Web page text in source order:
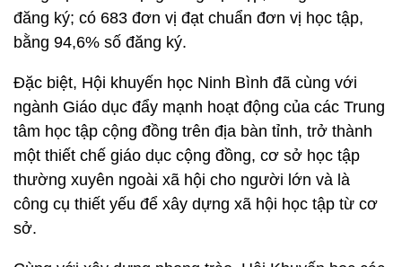
đăng ký; có 683 đơn vị đạt chuẩn đơn vị học tập,
bằng 94,6% số đăng ký.
Đặc biệt, Hội khuyến học Ninh Bình đã cùng với
ngành Giáo dục đẩy mạnh hoạt động của các Trung
tâm học tập cộng đồng trên địa bàn tỉnh, trở thành
một thiết chế giáo dục cộng đồng, cơ sở học tập
thường xuyên ngoài xã hội cho người lớn và là
công cụ thiết yếu để xây dựng xã hội học tập từ cơ
sở.